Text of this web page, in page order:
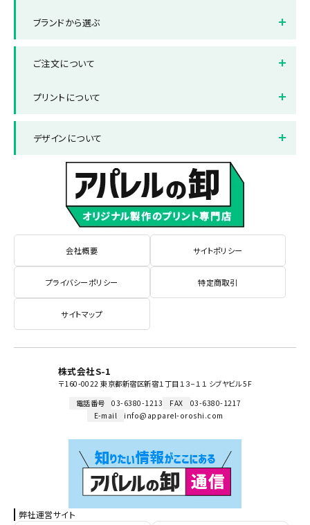
ホワイト
グレー
ネイビー
サックス
ブランドから選ぶ
ご注文について
納品までの流れ
よくある質問集
プリントについて
デザインについて
データ作成・入稿方法
書体サンプル
会社概要 サイトポリシー
プライバシーポリシー 特定商取引
サイトマップ
株式会社S-1
〒160-0022 東京都新宿区新宿１丁目１３−１１ シブヤビル 5F
電話番号
03-6380-1213 FAX
03-6380-1217
E-mail
info@apparel-oroshi.com
弊社運営サイト